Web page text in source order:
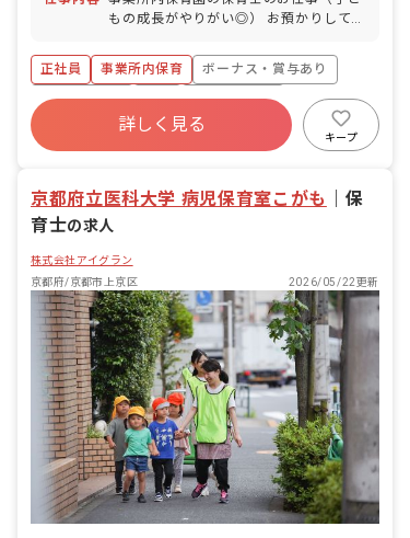
もの成長がやりがい◎） お預かりしてい
す。 ・食事・睡眠・排泄・清潔・衣類の
着脱等 ・集団生活を通じた社会性の装着
・行事の計画・実行、お知らせの作成
正社員 事業所内保育
ボーナス・賞与あり
社会保険完備
有給
福利厚生充実
昇給昇進あり
産休育休制度
詳しく見る
キープ
京都府立医科大学 病児保育室こがも
保
育士の求人
株式会社アイグラン
京都府/京都市上京区
2026/05/22更新